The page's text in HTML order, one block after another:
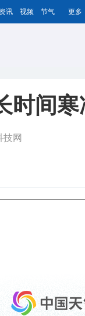
资讯 视频 节气 更多
时间
技网